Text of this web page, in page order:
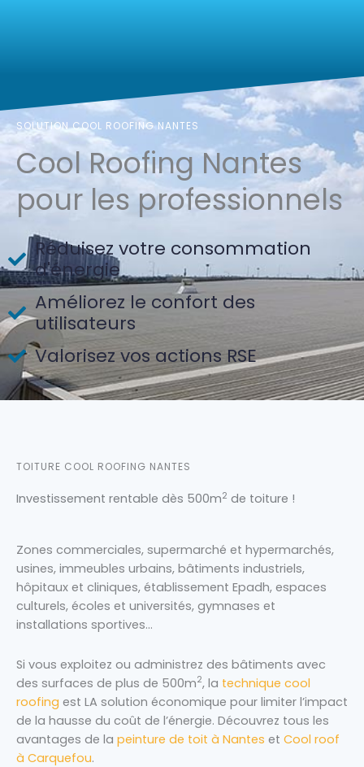
SOLUTION COOL ROOFING NANTES
Cool Roofing Nantes
pour les professionnels
Réduisez votre consommation
d'énergie
Améliorez le confort des
utilisateurs
Valorisez vos actions RSE
TOITURE COOL ROOFING NANTES
Investissement rentable dès 500m2 de toiture !
Zones commerciales, supermarché et hypermarchés,
usines, immeubles urbains, bâtiments industriels,
hôpitaux et cliniques, établissement Epadh, espaces
culturels, écoles et universités, gymnases et
installations sportives…
Si vous exploitez ou administrez des bâtiments avec
des surfaces de plus de 500m2, la technique cool
roofing est LA solution économique pour limiter l’impact
de la hausse du coût de l’énergie. Découvrez tous les
avantages de la peinture de toit à Nantes et Cool roof
à Carquefou.